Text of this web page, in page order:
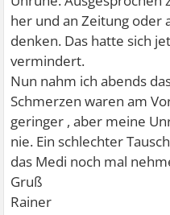
her und an Zeitung oder
denken. Das hatte sich
vermindert.
Nun nahm ich abends
Schmerzen waren am
geringer , aber meine
nie. Ein schlechter
das Medi noch mal
Gruß
Rainer